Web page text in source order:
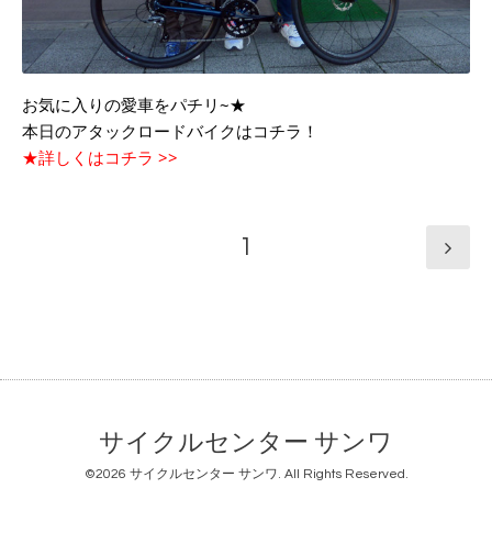
お気に入りの愛車をパチリ~★
本日のアタックロードバイクはコチラ！
★詳しくはコチラ >>
1
サイクルセンター サンワ
©2026 サイクルセンター サンワ. All Rights Reserved.